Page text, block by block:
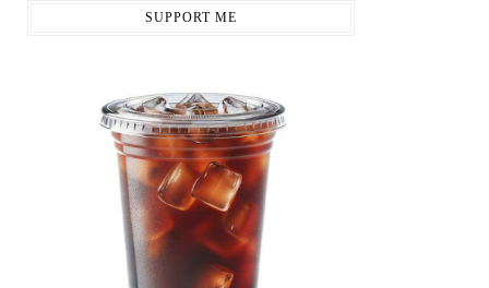
SUPPORT ME